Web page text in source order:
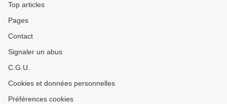
Top articles
Pages
Contact
Signaler un abus
C.G.U.
Cookies et données personnelles
Préférences cookies